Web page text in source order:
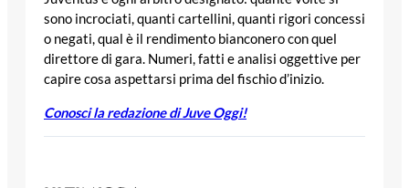
sono incrociati, quanti cartellini, quanti rigori concessi
o negati, qual è il rendimento bianconero con quel
direttore di gara. Numeri, fatti e analisi oggettive per
capire cosa aspettarsi prima del fischio d’inizio.
Conosci la redazione di Juve Oggi!